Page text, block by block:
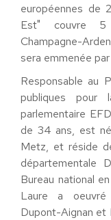
européennes de
Est" couvre 5
Champagne-
sera emmenée
Responsable au
publiques pour
parlementaire
de 34 ans, est
Metz, et réside
départementale
Bureau national
Laure a oeuvré
Dupont-Aignan et